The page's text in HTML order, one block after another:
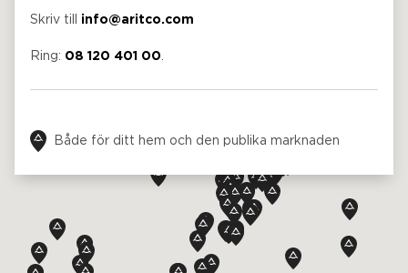
Beställ ett Digitalt HomeKit
Kontakta oss
Anmälan till nyhetsbrev